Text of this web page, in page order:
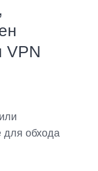
VPN
для обхода